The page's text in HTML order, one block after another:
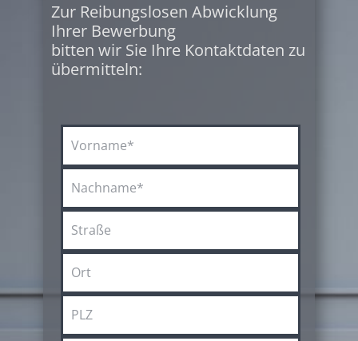
Zur Reibungslosen Abwicklung
Ihrer Bewerbung
bitten wir Sie Ihre Kontaktdaten zu
übermitteln: